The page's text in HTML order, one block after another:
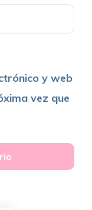
y web
vez que